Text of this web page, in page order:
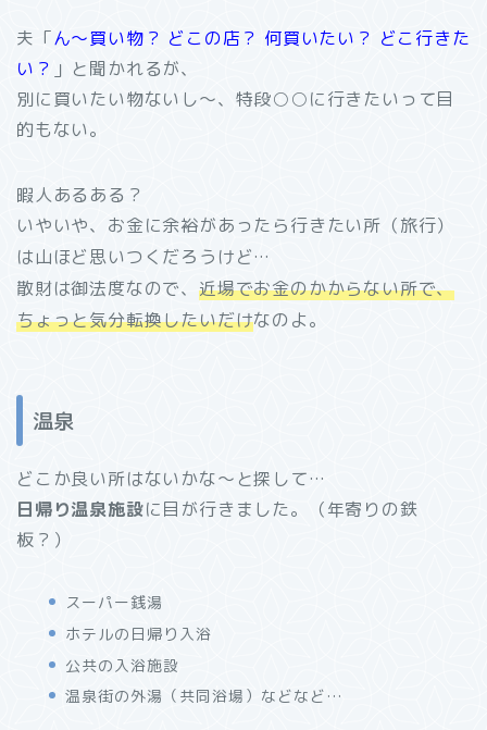
夫「ん～買い物？ どこの店？ 何買いたい？ どこ行きた
い？ 」と聞かれるが、
別に買いたい物ないし～、特段○○に行きたいって目
的もない。
暇人あるある？
いやいや、お金に余裕があったら行きたい所（旅行）
は山ほど思いつくだろうけど…
散財は御法度なので、 近場でお金のかからない所で、
ちょっと気分転換したいだけなのよ。
温泉
どこか良い所はないかな～と探して…
日帰り温泉施設に目が行きました。（年寄りの鉄
板？）
スーパー銭湯
ホテルの日帰り入浴
公共の入浴施設
温泉街の外湯（共同浴場）などなど…